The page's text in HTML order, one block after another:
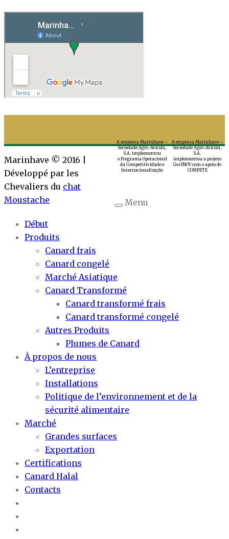
Marinhave © 2016 |
Développé par les
Chevaliers du chat
Moustache
A empresa Marinhave –
Sociedade Agro-Avícola,
S.A.
implementou a projeto
GesINOV com o apoio do
COMPETE
A empresa Marinhave –
Sociedade Agro-Avícola,
S.A. implementou
o Programa Operacional
da Competitividade e
Internacionalização
Menu
Début
Produits
Canard frais
Canard congelé
Marché Asiatique
Canard Transformé
Canard transformé frais
Canard transformé congelé
Autres Produits
Plumes de Canard
À propos de nous
L’entreprise
Installations
Politique de l’environnement et de la
sécurité alimentaire
Marché
Grandes surfaces
Exportation
Certifications
Canard Halal
Contacts